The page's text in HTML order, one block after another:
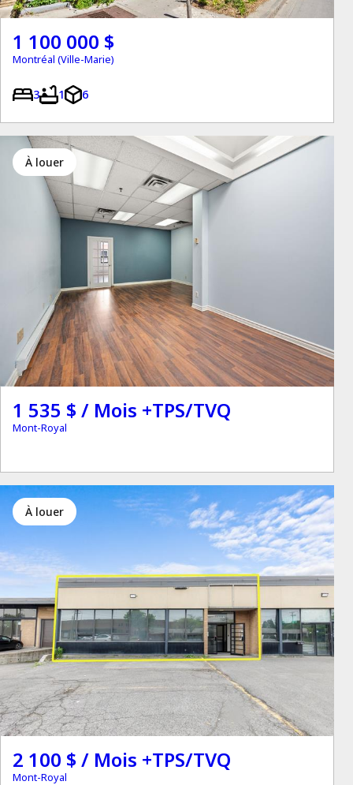
1 100 000 $
Montréal (Ville-Marie)
3 1 6
à louer
1 535 $ / Mois +TPS/TVQ
Mont-Royal
à louer
2 100 $ / Mois +TPS/TVQ
Mont-Royal